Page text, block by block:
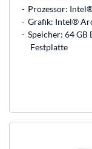
Prozessor:
Grafik: Intel®
Speicher: 64 GB
Festplatte